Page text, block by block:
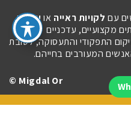
עם לקויות ראייה אועיוורון.
מקצועיים, עדכניים
התפקודי והתעסוקה, לטובת
המעורבים בחייהם.
Migdal Or ©